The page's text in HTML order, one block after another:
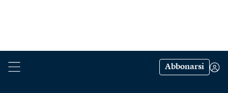
Abbonarsi